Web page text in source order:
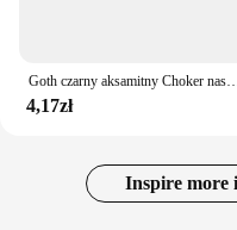
Goth czarny aksamitny Choker naszyjniki gotycki styl liny kobiety szyi dekoracji 2022
4,17zł
Inspire more